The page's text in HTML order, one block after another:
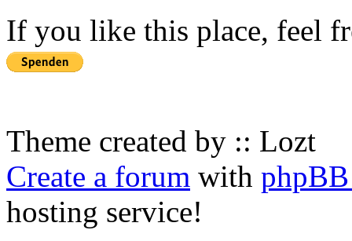
If you like this place, feel
Theme created by :: Lozt
Create a forum with
hosting service!